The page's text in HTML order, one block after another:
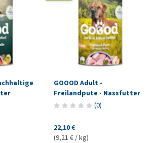
GOOOD Adult -
Freilandpute - Nassfutter
(0)
22,10 €
(9,21 € / kg)